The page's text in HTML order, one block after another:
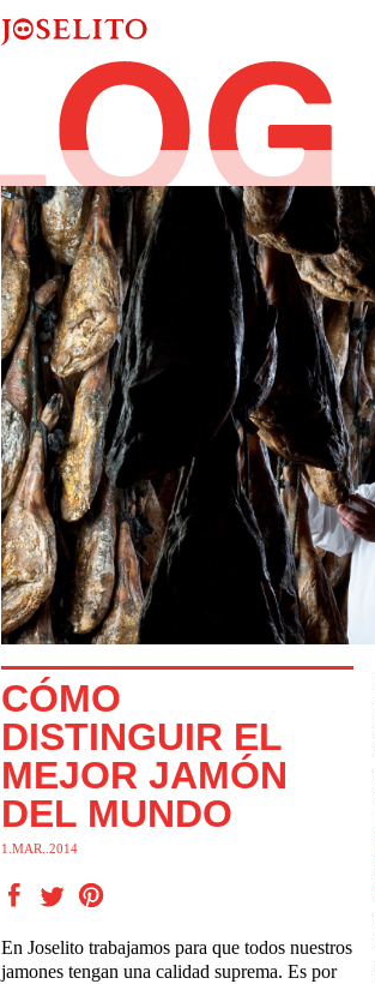
CÓMO
DISTINGUIR EL
MEJOR JAMÓN
DEL MUNDO
1.MAR..2014
En Joselito trabajamos para que todos nuestros
jamones tengan una calidad suprema. Es por